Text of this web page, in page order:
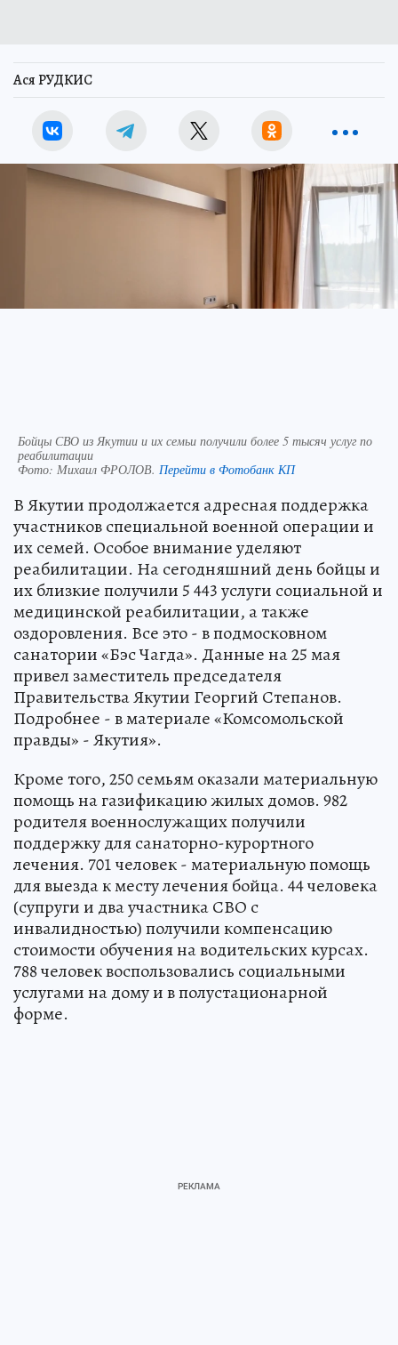
Ася РУДКИС
Бойцы СВО из Якутии и их семьи получили более 5 тысяч услуг по
реабилитации
Фото: Михаил ФРОЛОВ. Перейти в Фотобанк КП
В Якутии продолжается адресная поддержка
участников специальной военной операции и
их семей. Особое внимание уделяют
реабилитации. На сегодняшний день бойцы и
их близкие получили 5 443 услуги социальной и
медицинской реабилитации, а также
оздоровления. Все это - в подмосковном
санатории «Бэс Чагда». Данные на 25 мая
привел заместитель председателя
Правительства Якутии Георгий Степанов.
Подробнее - в материале «Комсомольской
правды» - Якутия».
Кроме того, 250 семьям оказали материальную
помощь на газификацию жилых домов. 982
родителя военнослужащих получили
поддержку для санаторно-курортного
лечения. 701 человек - материальную помощь
для выезда к месту лечения бойца. 44 человека
(супруги и два участника СВО с
инвалидностью) получили компенсацию
стоимости обучения на водительских курсах.
788 человек воспользовались социальными
услугами на дому и в полустационарной
форме.